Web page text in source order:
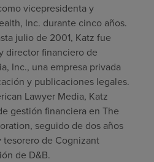
vicepresidenta y
Inc. durante cinco años.
julio de 2001, Katz fue
director financiero de
Inc., una empresa privada
y publicaciones legales.
Lawyer Media, Katz
gestión financiera en The
seguido de dos años
de Cognizant
de D&B.